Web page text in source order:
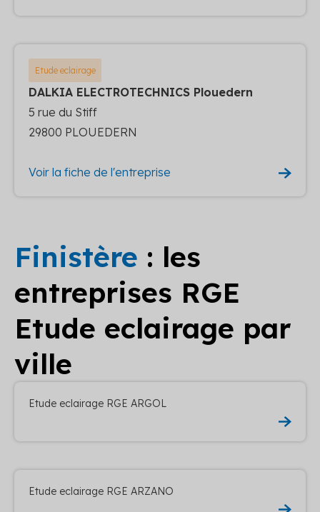
Etude eclairage
DALKIA ELECTROTECHNICS Plouedern
5 rue du Stiff
29800 PLOUEDERN
Voir la fiche de l'entreprise
Finistère : les
entreprises RGE
Etude eclairage par
ville
Etude eclairage RGE ARGOL
Etude eclairage RGE ARZANO